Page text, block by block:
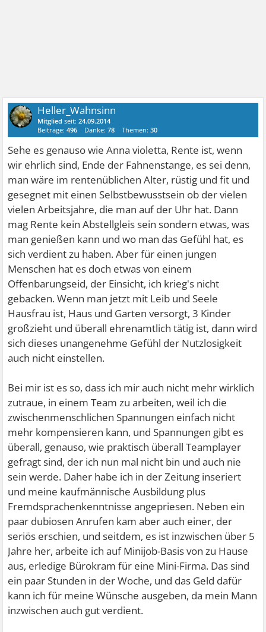
Heller_Wahnsinn
Mitglied seit:24.09.2014
Beiträge:496 Danke:78 Themen:30
Sehe es genauso wie Anna violetta, Rente ist, wenn
wir ehrlich sind, Ende der Fahnenstange, es sei denn,
man wäre im rentenüblichen Alter, rüstig und fit und
gesegnet mit einen Selbstbewusstsein ob der vielen
vielen Arbeitsjahre, die man auf der Uhr hat. Dann
mag Rente kein Abstellgleis sein sondern etwas, was
man genießen kann und wo man das Gefühl hat, es
sich verdient zu haben. Aber für einen jungen
Menschen hat es doch etwas von einem
Offenbarungseid, der Einsicht, ich krieg's nicht
gebacken. Wenn man jetzt mit Leib und Seele
Hausfrau ist, Haus und Garten versorgt, 3 Kinder
großzieht und überall ehrenamtlich tätig ist, dann wird
sich dieses unangenehme Gefühl der Nutzlosigkeit
auch nicht einstellen.
Bei mir ist es so, dass ich mir auch nicht mehr wirklich
zutraue, in einem Team zu arbeiten, weil ich die
zwischenmenschlichen Spannungen einfach nicht
mehr kompensieren kann, und Spannungen gibt es
überall, genauso, wie praktisch überall Teamplayer
gefragt sind, der ich nun mal nicht bin und auch nie
sein werde. Daher habe ich in der Zeitung inseriert
und meine kaufmännische Ausbildung plus
Fremdsprachenkenntnisse angepriesen. Neben ein
paar dubiosen Anrufen kam aber auch einer, der
seriös erschien, und seitdem, es ist inzwischen über 5
Jahre her, arbeite ich auf Minijob-Basis von zu Hause
aus, erledige Bürokram für eine Mini-Firma. Das sind
ein paar Stunden in der Woche, und das Geld dafür
kann ich für meine Wünsche ausgeben, da mein Mann
inzwischen auch gut verdient.